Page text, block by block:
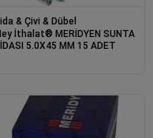
& Çivi & Dübel
İthalat® MERİDYEN SUNTA
5.0X45 MM 15 ADET